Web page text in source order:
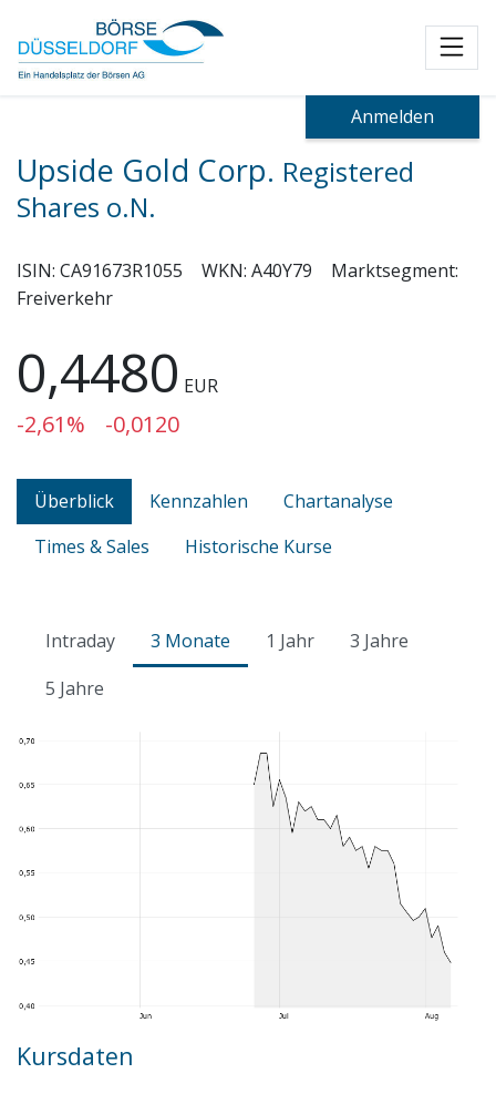
Anmelden
Upside Gold Corp. Registered
Shares o.N.
ISIN: CA91673R1055 WKN: A40Y79
Marktsegment:
Freiverkehr
0,4480 EUR
-2,61% -0,0120
Überblick Kennzahlen
Chartanalyse
Times & Sales
Historische Kurse
Intraday 3 Monate 1 Jahr
3 Jahre
5 Jahre
Kursdaten